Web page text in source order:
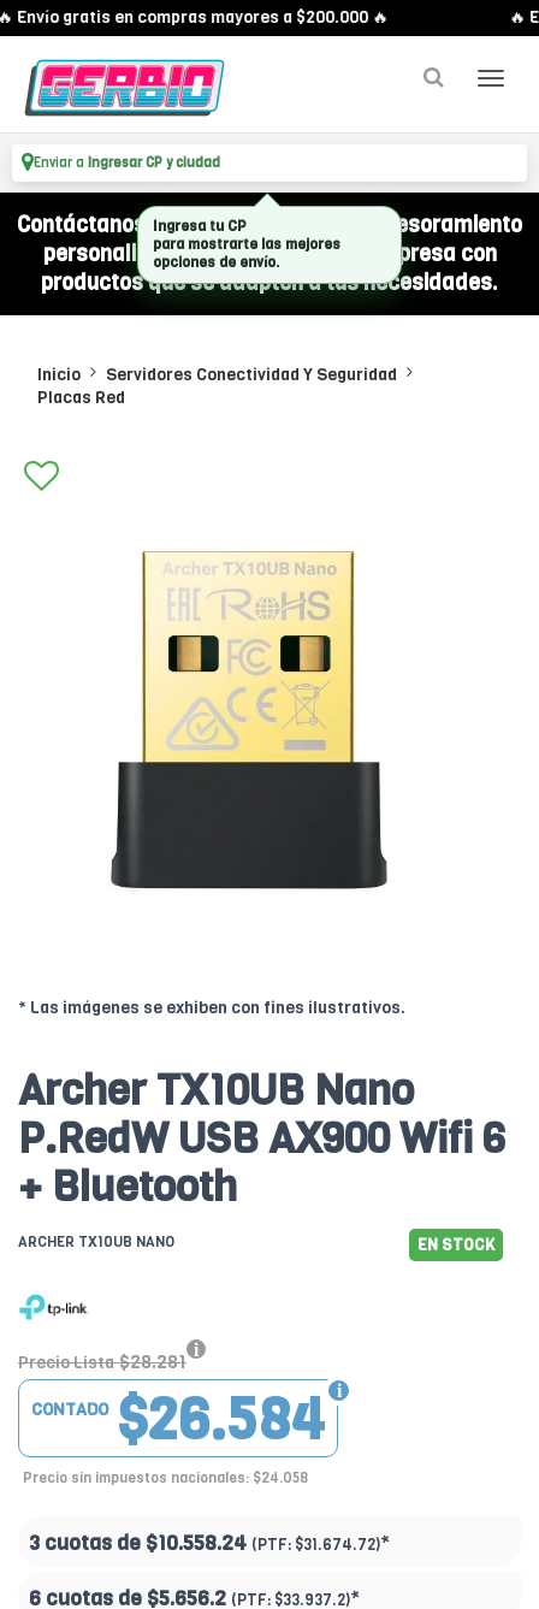
Envío gratis en compras mayores a $200.000 🔥 🔥
Enviar a Ingresar CP y ciudad
Contáctanos por WhatsApp y recibí asesoramiento
personalizado para equipar a tu empresa con
productos que se adapten a tus necesidades.
Inicio
Servidores Conectividad Y Seguridad
Placas Red
* Las imágenes se exhiben con fines ilustrativos.
Archer TX10UB Nano
P.RedW USB AX900 Wifi 6
+ Bluetooth
ARCHER TX10UB NANO EN STOCK
Precio Lista $28.281
$26.584
CONTADO
Precio sin impuestos nacionales: $24.058
3 cuotas de $10.558.24 (PTF: $31.674.72)*
6 cuotas de $5.656.2 (PTF: $33.937.2)*
Ingresa tu CP
para mostrarte las mejores
opciones de envío.